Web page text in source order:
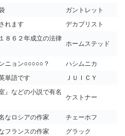
ガントレット
れます
デカブリスト
８６２年成立の法律
ホームステッド
ニョン○○○○○？
ハシムニカ
単語です
ＪＵＩＣＹ
』などの小説で有名
ケストナー
なロシアの作家
チェーホフ
フランスの作家
グラック